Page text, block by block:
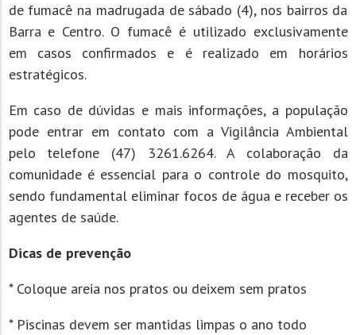
de fumacê na madrugada de sábado (4), nos bairros da
Barra e Centro. O fumacê é utilizado exclusivamente
em casos confirmados e é realizado em horários
estratégicos.
Em caso de dúvidas e mais informações, a população
pode entrar em contato com a Vigilância Ambiental
pelo telefone (47) 3261.6264. A colaboração da
comunidade é essencial para o controle do mosquito,
sendo fundamental eliminar focos de água e receber os
agentes de saúde.
Dicas de prevenção
* Coloque areia nos pratos ou deixem sem pratos
* Piscinas devem ser mantidas limpas o ano todo